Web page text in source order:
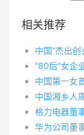
相关推荐
中国“杰出创
中国第一女
中国湘乡人
格力电器董
华为公司董